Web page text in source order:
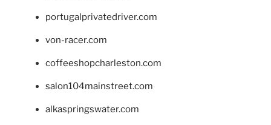
portugalprivatedriver.com
von-racer.com
coffeeshopcharleston.com
salon104mainstreet.com
alkaspringswater.com